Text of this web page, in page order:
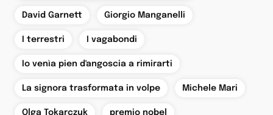
David Garnett Giorgio Manganelli
I terrestri I vagabondi
Io venìa pien d'angoscia a rimirarti
La signora trasformata in volpe Michele Mari
Olga Tokarczuk premio nobel